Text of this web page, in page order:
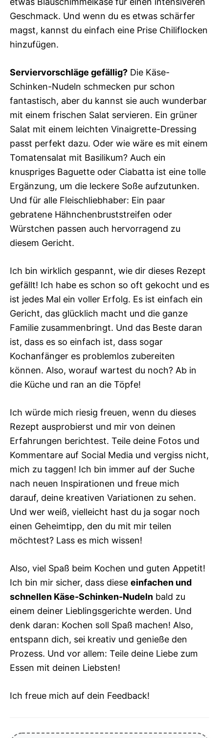
Geschmack. Und wenn du es etwas schärfer
magst, kannst du einfach eine Prise Chiliflocken
hinzufügen.
Serviervorschläge gefällig? Die Käse-
Schinken-Nudeln schmecken pur schon
fantastisch, aber du kannst sie auch wunderbar
mit einem frischen Salat servieren. Ein grüner
Salat mit einem leichten Vinaigrette-Dressing
passt perfekt dazu. Oder wie wäre es mit einem
Tomatensalat mit Basilikum? Auch ein
knuspriges Baguette oder Ciabatta ist eine tolle
Ergänzung, um die leckere Soße aufzutunken.
Und für alle Fleischliebhaber: Ein paar
gebratene Hähnchenbruststreifen oder
Würstchen passen auch hervorragend zu
diesem Gericht.
Ich bin wirklich gespannt, wie dir dieses Rezept
gefällt! Ich habe es schon so oft gekocht und es
ist jedes Mal ein voller Erfolg. Es ist einfach ein
Gericht, das glücklich macht und die ganze
Familie zusammenbringt. Und das Beste daran
ist, dass es so einfach ist, dass sogar
Kochanfänger es problemlos zubereiten
können. Also, worauf wartest du noch? Ab in
die Küche und ran an die Töpfe!
Ich würde mich riesig freuen, wenn du dieses
Rezept ausprobierst und mir von deinen
Erfahrungen berichtest. Teile deine Fotos und
Kommentare auf Social Media und vergiss nicht,
mich zu taggen! Ich bin immer auf der Suche
nach neuen Inspirationen und freue mich
darauf, deine kreativen Variationen zu sehen.
Und wer weiß, vielleicht hast du ja sogar noch
einen Geheimtipp, den du mit mir teilen
möchtest? Lass es mich wissen!
Also, viel Spaß beim Kochen und guten Appetit!
Ich bin mir sicher, dass diese einfachen und
schnellen Käse-Schinken-Nudeln bald zu
einem deiner Lieblingsgerichte werden. Und
denk daran: Kochen soll Spaß machen! Also,
entspann dich, sei kreativ und genieße den
Prozess. Und vor allem: Teile deine Liebe zum
Essen mit deinen Liebsten!
Ich freue mich auf dein Feedback!